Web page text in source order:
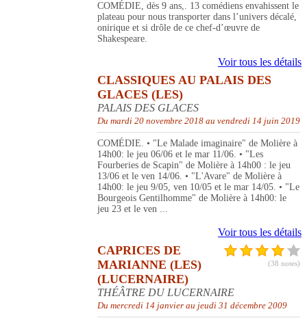
COMÉDIE, dès 9 ans,. 13 comédiens envahissent le
plateau pour nous transporter dans l’univers décalé,
onirique et si drôle de ce chef-d’œuvre de
Shakespeare.
Voir tous les détails
CLASSIQUES AU PALAIS DES
GLACES (LES)
PALAIS DES GLACES
Du mardi 20 novembre 2018 au vendredi 14 juin 2019
COMÉDIE. • "Le Malade imaginaire" de Molière à
14h00: le jeu 06/06 et le mar 11/06. • "Les
Fourberies de Scapin" de Molière à 14h00 : le jeu
13/06 et le ven 14/06. • "L'Avare" de Molière à
14h00: le jeu 9/05, ven 10/05 et le mar 14/05. • "Le
Bourgeois Gentilhomme" de Molière à 14h00: le
jeu 23 et le ven ...
Voir tous les détails
(38 notes)
CAPRICES DE
MARIANNE (LES)
(LUCERNAIRE)
THÉÂTRE DU LUCERNAIRE
Du mercredi 14 janvier au jeudi 31 décembre 2009